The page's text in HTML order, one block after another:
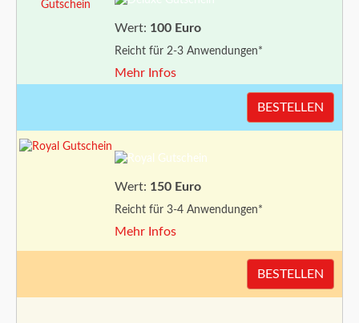
Wert: 100 Euro
Reicht für 2-3 Anwendungen*
Mehr Infos
BESTELLEN
Wert: 150 Euro
Reicht für 3-4 Anwendungen*
Mehr Infos
BESTELLEN